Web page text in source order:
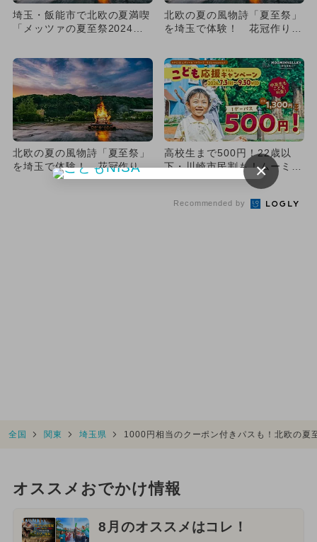
埼玉・飯能市で北欧の夏満喫
「メッツァの夏至祭2024」
北欧の夏の風物詩「夏至祭」
を埼玉で体験！ 花冠作りや
北欧の夏の風物詩「夏至祭」
を埼玉で体験！ 花冠作りや
ダンス、ザリガニパーティー
高校生まで500円！22歳以
下・川崎市民割も！ムーミン
バレーパークの夏がお得すぎ
Recommended by
全国 関東 埼玉県 1000円相当のクーポン付きパスも！北欧の夏
オススメおでかけ情報
8月のオススメはコレ！
×